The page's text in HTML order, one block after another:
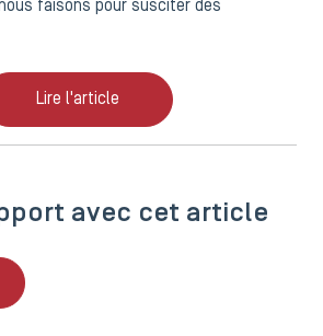
faisons pour susciter des
Lire l'article
avec cet article